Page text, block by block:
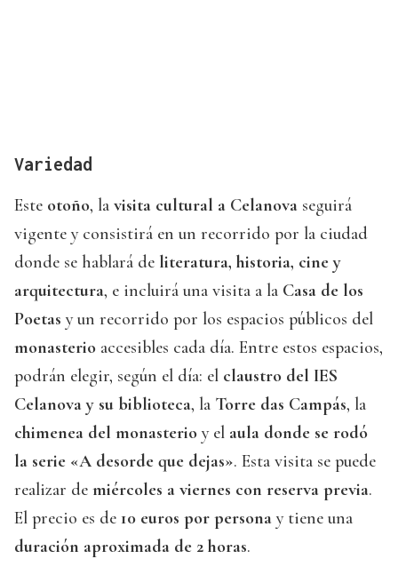
Variedad
Este otoño, la visita cultural a Celanova seguirá
vigente y consistirá en un recorrido por la ciudad
donde se hablará de literatura, historia, cine y
arquitectura, e incluirá una visita a la Casa de los
Poetas y un recorrido por los espacios públicos del
monasterio accesibles cada día. Entre estos espacios,
podrán elegir, según el día: el claustro del IES
Celanova y su biblioteca, la Torre das Campás, la
chimenea del monasterio y el aula donde se rodó
la serie «A desorde que dejas». Esta visita se puede
realizar de miércoles a viernes con reserva previa.
El precio es de 10 euros por persona y tiene una
duración aproximada de 2 horas.